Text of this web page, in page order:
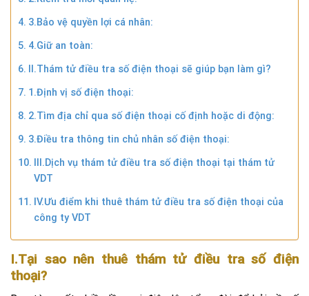
3.Bảo vệ quyền lợi cá nhân:
4.Giữ an toàn:
II.Thám tử điều tra số điện thoại sẽ giúp bạn làm gì?
1.Định vị số điện thoại:
2.Tìm địa chỉ qua số điện thoại cố định hoặc di động:
3.Điều tra thông tin chủ nhân số điện thoại:
III.Dịch vụ thám tử điều tra số điện thoại tại thám tử
VDT
IV.Ưu điểm khi thuê thám tử điều tra số điện thoại của
công ty VDT
I.Tại sao nên thuê thám tử điều tra số điện
thoại?